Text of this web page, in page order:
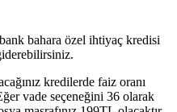
bahara özel ihtiyaç kredisi
kredilerde faiz oranı
vade seçeneğini 36 olarak